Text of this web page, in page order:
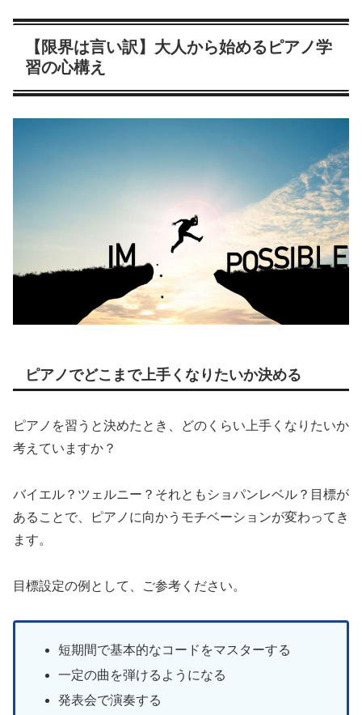
【限界は言い訳】大人から始めるピアノ学
習の心構え
ピアノでどこまで上手くなりたいか決める
ピアノを習うと決めたとき、どのくらい上手くなりたいか
考えていますか？
バイエル？ツェルニー？それともショパンレベル？目標が
あることで、ピアノに向かうモチベーションが変わってき
ます。
目標設定の例として、ご参考ください。
短期間で基本的なコードをマスターする
一定の曲を弾けるようになる
発表会で演奏する